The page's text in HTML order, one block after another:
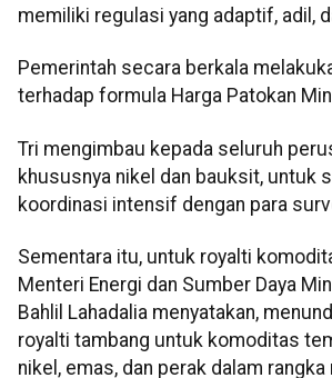
memiliki regulasi yang adaptif, adil,
Pemerintah secara berkala
terhadap formula Harga Patokan
Tri mengimbau kepada seluruh
khususnya nikel dan bauksit, untuk
koordinasi intensif dengan para
Sementara itu, untuk royalti
Menteri Energi dan Sumber Daya
Bahlil Lahadalia menyatakan,
royalti tambang untuk komoditas
nikel, emas, dan perak dalam